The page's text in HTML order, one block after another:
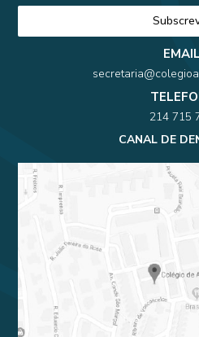
EMAIL
214 715
CANAL DE